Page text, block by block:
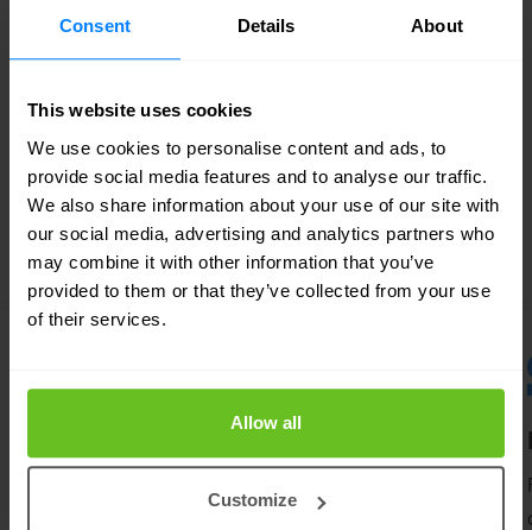
Consent Details About
This website uses cookies
We use cookies to personalise content and ads, to
provide social media features and to analyse our traffic.
We also share information about your use of our site with
our social media, advertising and analytics partners who
may combine it with other information that you’ve
provided to them or that they’ve collected from your use
of their services.
Allow all
Customize
DDOS
Solutions connexes
Protection DDoS
d’atténuation des attaques DDoS.